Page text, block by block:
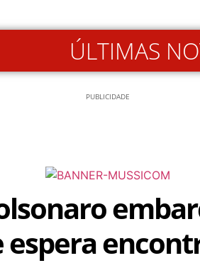
ÚLTIMAS
PUBLICIDADE
espera